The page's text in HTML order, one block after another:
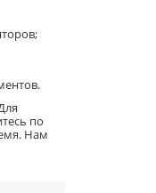
по
Нам